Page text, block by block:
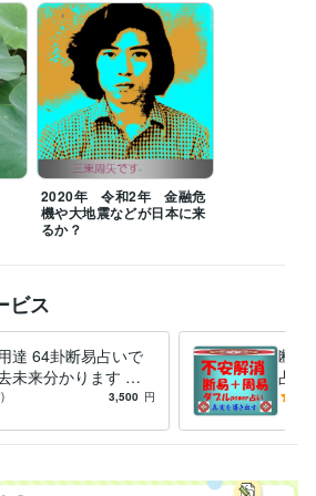
2020年 令和2年 金融危
機や大地震などが日本に来
るか？
ビス
達 64卦断易占いで
未来分かります 霊
悩み問題 恋愛 お
3,500 円
断易
占い
キ